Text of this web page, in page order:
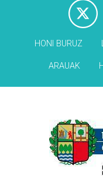
HONI BURUZ
ARAUAK